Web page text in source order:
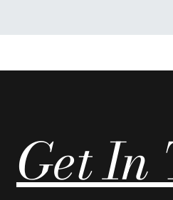
利用規約
Get In